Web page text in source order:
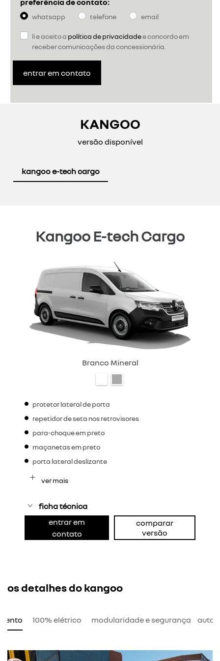
preferência de contato:
whatsapp telefone email
li e aceito a política de privacidadee concordo em
receber comunicações da concessionária.
entrar em contato
KANGOO
versão disponível
kangoo e-tech cargo
Kangoo E-tech Cargo
Branco Mineral
protetor lateral de porta
repetidor de seta nos retrovisores
para-choque em preto
maçanetas em preto
porta lateral deslizante
ver mais
ficha técnica
entrar em
contato
comparar
versão
os detalhes do kangoo
100% elétrico modularidade e segurança